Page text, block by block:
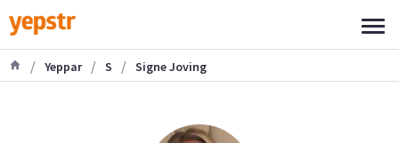
/ Yeppar / S / Signe Joving